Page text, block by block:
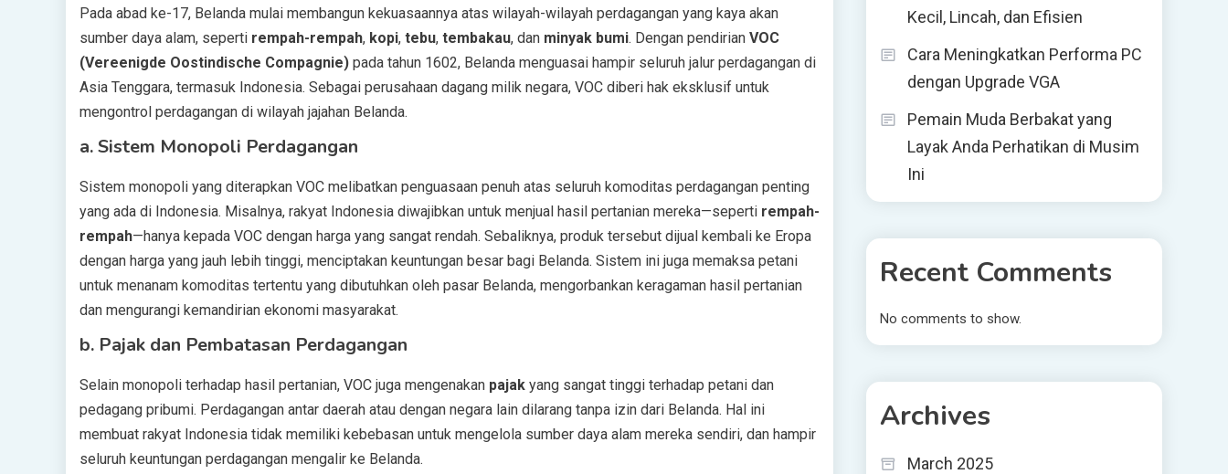
Pada abad ke-17, Belanda mulai membangun kekuasaannya atas wilayah-wilayah perdagangan yang kaya akan
sumber daya alam, seperti rempah-rempah, kopi, tebu, tembakau, dan minyak bumi. Dengan pendirian VOC
(Vereenigde Oostindische Compagnie) pada tahun 1602, Belanda menguasai hampir seluruh jalur perdagangan di
Asia Tenggara, termasuk Indonesia. Sebagai perusahaan dagang milik negara, VOC diberi hak eksklusif untuk
mengontrol perdagangan di wilayah jajahan Belanda.
a.Sistem Monopoli Perdagangan
Sistem monopoli yang diterapkan VOC melibatkan penguasaan penuh atas seluruh komoditas perdagangan penting
yang ada di Indonesia. Misalnya, rakyat Indonesia diwajibkan untuk menjual hasil pertanian mereka—seperti rempah-
rempah—hanya kepada VOC dengan harga yang sangat rendah. Sebaliknya, produk tersebut dijual kembali ke Eropa
dengan harga yang jauh lebih tinggi, menciptakan keuntungan besar bagi Belanda. Sistem ini juga memaksa petani
untuk menanam komoditas tertentu yang dibutuhkan oleh pasar Belanda, mengorbankan keragaman hasil pertanian
dan mengurangi kemandirian ekonomi masyarakat.
b. Pajak dan Pembatasan Perdagangan
Selain monopoli terhadap hasil pertanian, VOC juga mengenakan pajak yang sangat tinggi terhadap petani dan
pedagang pribumi. Perdagangan antar daerah atau dengan negara lain dilarang tanpa izin dari Belanda. Hal ini
membuat rakyat Indonesia tidak memiliki kebebasan untuk mengelola sumber daya alam mereka sendiri, dan hampir
seluruh keuntungan perdagangan mengalir ke Belanda.
Kecil, Lincah, dan Efisien
Cara Meningkatkan Performa PC
dengan Upgrade VGA
Pemain Muda Berbakat yang
Layak Anda Perhatikan di Musim
Ini
Recent Comments
No comments to show.
Archives
March 2025